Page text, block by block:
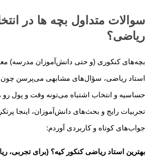
سوالات متداول بچه ها در
ریاضی؟
بچه‌های کنکوری (و حتی دانش‌آموزان مدرسه)
استاد ریاضی، سؤال‌های مشابهی می‌پرسن
حساسیه و انتخاب اشتباه می‌تونه وقت و پول
تجربیات رایج و بحث‌های دانش‌آموزان، اینجا
جواب‌های کوتاه و کاربردی آوردم:
بهترین استاد ریاضی کنکور کیه؟ (برای تجربی،